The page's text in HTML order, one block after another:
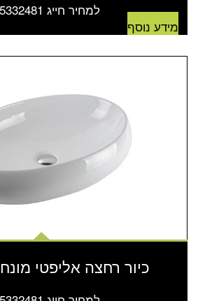
למחיר חייג 03-5332481
מידע נוסף
כיור רחצה אליפטי מונח VOSTOK